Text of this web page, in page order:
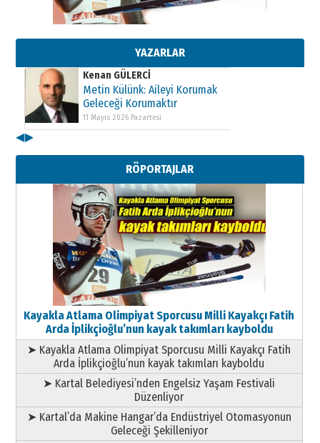
YAZARLAR
Kenan GÜLERCİ
Metin Külünk: Aileyi Korumak
Geleceği Korumaktır
11 Mayıs 2026 Pazartesi
Kenan GÜLERCİ
Metin Külünk: Aileyi Korumak
Geleceği Korumaktır
11 Mayıs 2026 Pazartesi
Metin Külünk: Aileyi Korumak
Geleceği Korumaktır
11 Mayıs 2026 Pazartesi
◀▶
RÖPORTAJLAR
Kayakla Atlama Olimpiyat Sporcusu Milli Kayakçı Fatih
Arda İplikçioğlu’nun kayak takımları kayboldu
➤ Kayakla Atlama Olimpiyat Sporcusu Milli Kayakçı Fatih
Arda İplikçioğlu’nun kayak takımları kayboldu
➤ Kartal Belediyesi’nden Engelsiz Yaşam Festivali
Düzenliyor
➤ Kartal’da Makine Hangar’da Endüstriyel Otomasyonun
Geleceği Şekilleniyor